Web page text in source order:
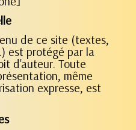
de ce site (textes,
est protégé par la
d'auteur. Toute
même
expresse, est